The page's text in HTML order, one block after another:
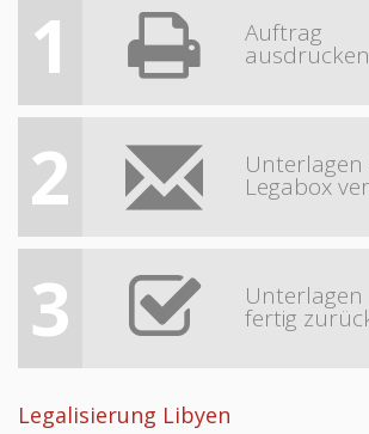
1 Auftrag
ausdrucken
2 Unterlagen
Legabox
3 Unterlagen
fertig
Legalisierung Libyen